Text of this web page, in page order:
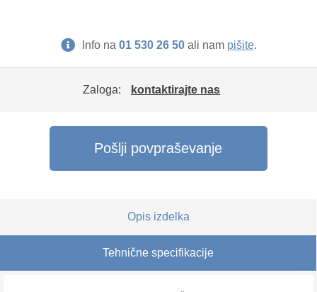
Info na 01 530 26 50ali nam pišite.
Zaloga: kontaktirajte nas
Pošlji povpraševanje
Opis izdelka
Tehnične specifikacije